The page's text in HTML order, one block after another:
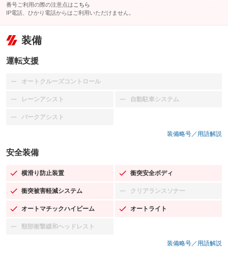
番号ご利用の際の注意点は こちら
IP電話、ひかり電話からはご利用いただけません。
装備
運転支援
オートクルーズコントロール
：装備なし
レーンアシスト
：装備なし 自動駐車システム
：装備なし
パークアシスト
：装備なし
装備略号／用語解説
安全装備
横滑り防止装置
：装備あり 衝突安全ボディ
：装備あり
衝突被害軽減システム
：装備あり クリアランスソナー
：装備なし
オートマチックハイビーム
：装備あり オートライト
：装備あり
頸部衝撃緩和ヘッドレスト
：装備なし
装備略号／用語解説